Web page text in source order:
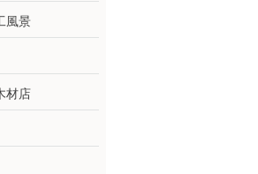
風景
材店